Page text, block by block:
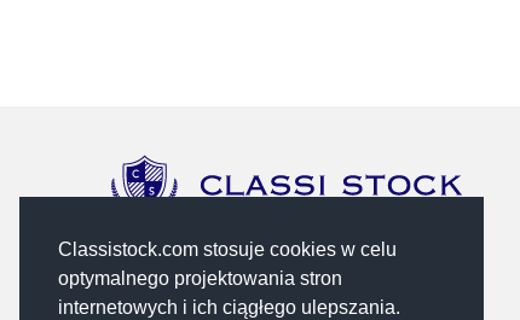
Classistock.com stosuje cookies w celu
optymalnego projektowania stron
internetowych i ich ciągłego ulepszania.